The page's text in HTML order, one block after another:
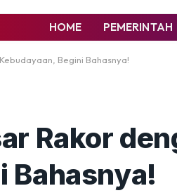
HOME PEMERINTAH
Begini Bahasnya!
Rakor
Bahasnya!